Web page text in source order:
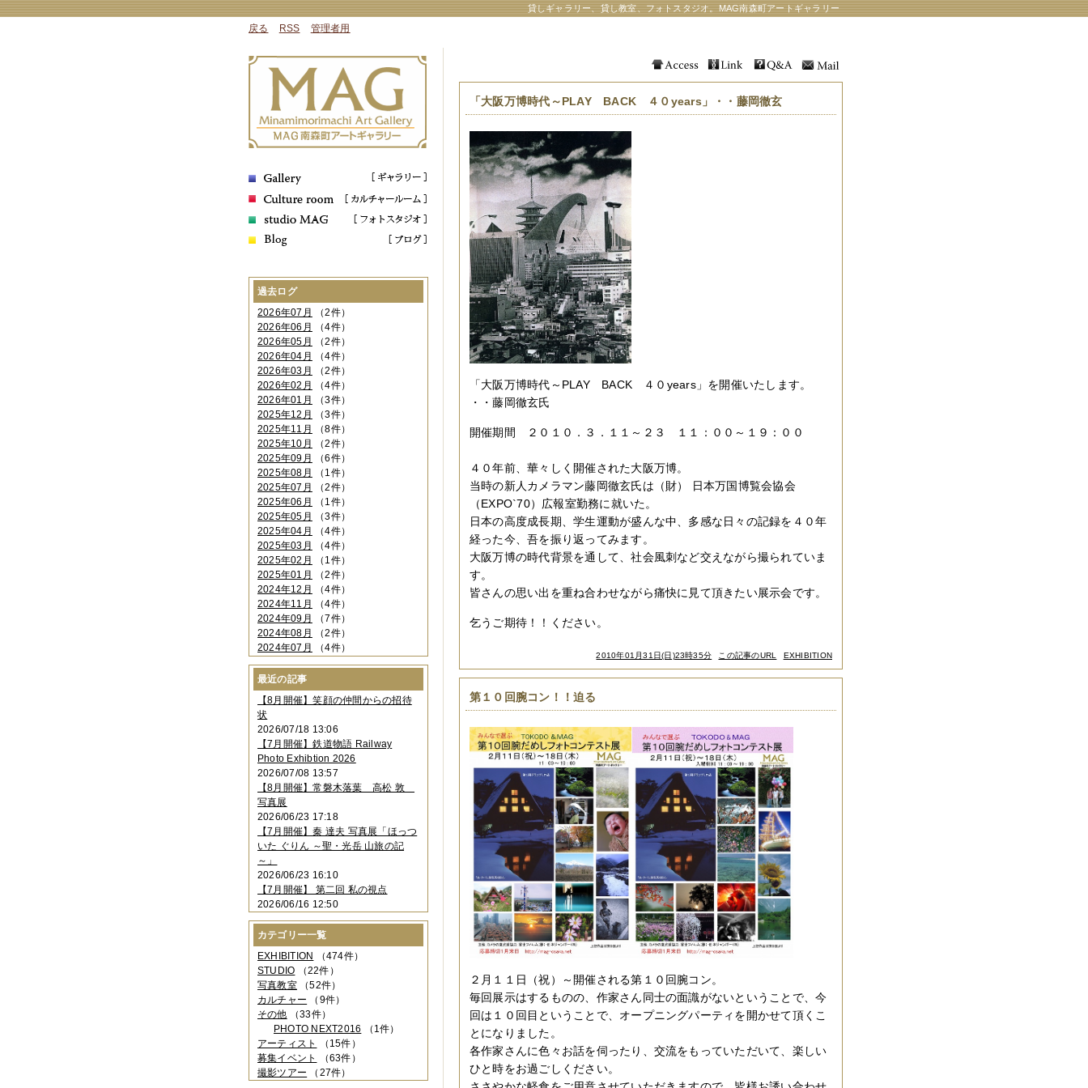
貸しギャラリー、貸し教室、フォトスタジオ。MAG南森町アートギャラリー
戻る RSS 管理者用
「大阪万博時代～PLAY BACK ４０years」・・藤岡徹玄
「大阪万博時代～PLAY BACK ４０years」を開催いたします。
・・藤岡徹玄氏
開催期間 ２０１０．３．１１～２３ １１：００～１９：００
４０年前、華々しく開催された大阪万博。
当時の新人カメラマン藤岡徹玄氏は（財） 日本万国博覧会協会
（EXPO`70）広報室勤務に就いた。
日本の高度成長期、学生運動が盛んな中、多感な日々の記録を４０年
経った今、吾を振り返ってみます。
大阪万博の時代背景を通して、社会風刺など交えながら撮られていま
す。
皆さんの思い出を重ね合わせながら痛快に見て頂きたい展示会です。
乞うご期待！！ください。
2010年01月31日(日)23時35分 この記事のURL EXHIBITION
第１０回腕コン！！迫る
２月１１日（祝）～開催される第１０回腕コン。
毎回展示はするものの、作家さん同士の面識がないということで、今
回は１０回目ということで、オープニングパーティを開かせて頂くこ
とになりました。
各作家さんに色々お話を伺ったり、交流をもっていただいて、楽しい
ひと時をお過ごしください。
過去ログ
2026年07月
（2件）
2026年06月
（4件）
2026年05月
（2件）
2026年04月
（4件）
2026年03月
（2件）
2026年02月
（4件）
2026年01月
（3件）
2025年12月
（3件）
2025年11月
（8件）
2025年10月
（2件）
2025年09月
（6件）
2025年08月
（1件）
2025年07月
（2件）
2025年06月
（1件）
2025年05月
（3件）
2025年04月
（4件）
2025年03月
（4件）
2025年02月
（1件）
2025年01月
（2件）
2024年12月
（4件）
2024年11月
（4件）
2024年09月
（7件）
2024年08月
（2件）
2024年07月
（4件）
2024年06月（4件）
2024年04月
2024年03月（3件）
2024年02月（2件）
2023年12月
2023年11月 （4件）
2023年10月（3件）
2023年09月（4件）
2023年08月 （1件）
2023年06月（3件）
2023年05月
2023年04月 （2件）
2023年03月（5件）
2023年02月（3件）
2023年01月
2022年12月 （3件）
2022年11月（2件）
2022年10月（4件）
2022年09月（2件）
2022年08月
（3件）
2022年07月（3件）
2022年05月（4件）
2022年04月（2件）
2022年03月
（5件）
2022年02月（3件）
2022年01月（3件）
2021年12月（2件）
2021年11月（3件）
2021年10月
（1件）
最近の記事
【8月開催】笑顔の仲間からの招待
状
2026/07/18 13:06
【7月開催】鉄道物語 Railway
Photo Exhibtion 2026
2026/07/08 13:57
【8月開催】常磐木落葉 高松 敦
写真展
2026/06/23 17:18
【7月開催】秦 達夫 写真展「ほっつ
いた ぐりん ～聖・光岳 山旅の記
～」
2026/06/23 16:10
【7月開催】 第二回 私の視点
2026/06/16 12:50
カテゴリー一覧
EXHIBITION （474件）
STUDIO （22件）
写真教室（52件）
カルチャー （9件）
その他 （33件）
PHOTO NEXT2016 （1件）
アーティスト
（15件）
募集イベント
（63件）
撮影ツアー （27件）